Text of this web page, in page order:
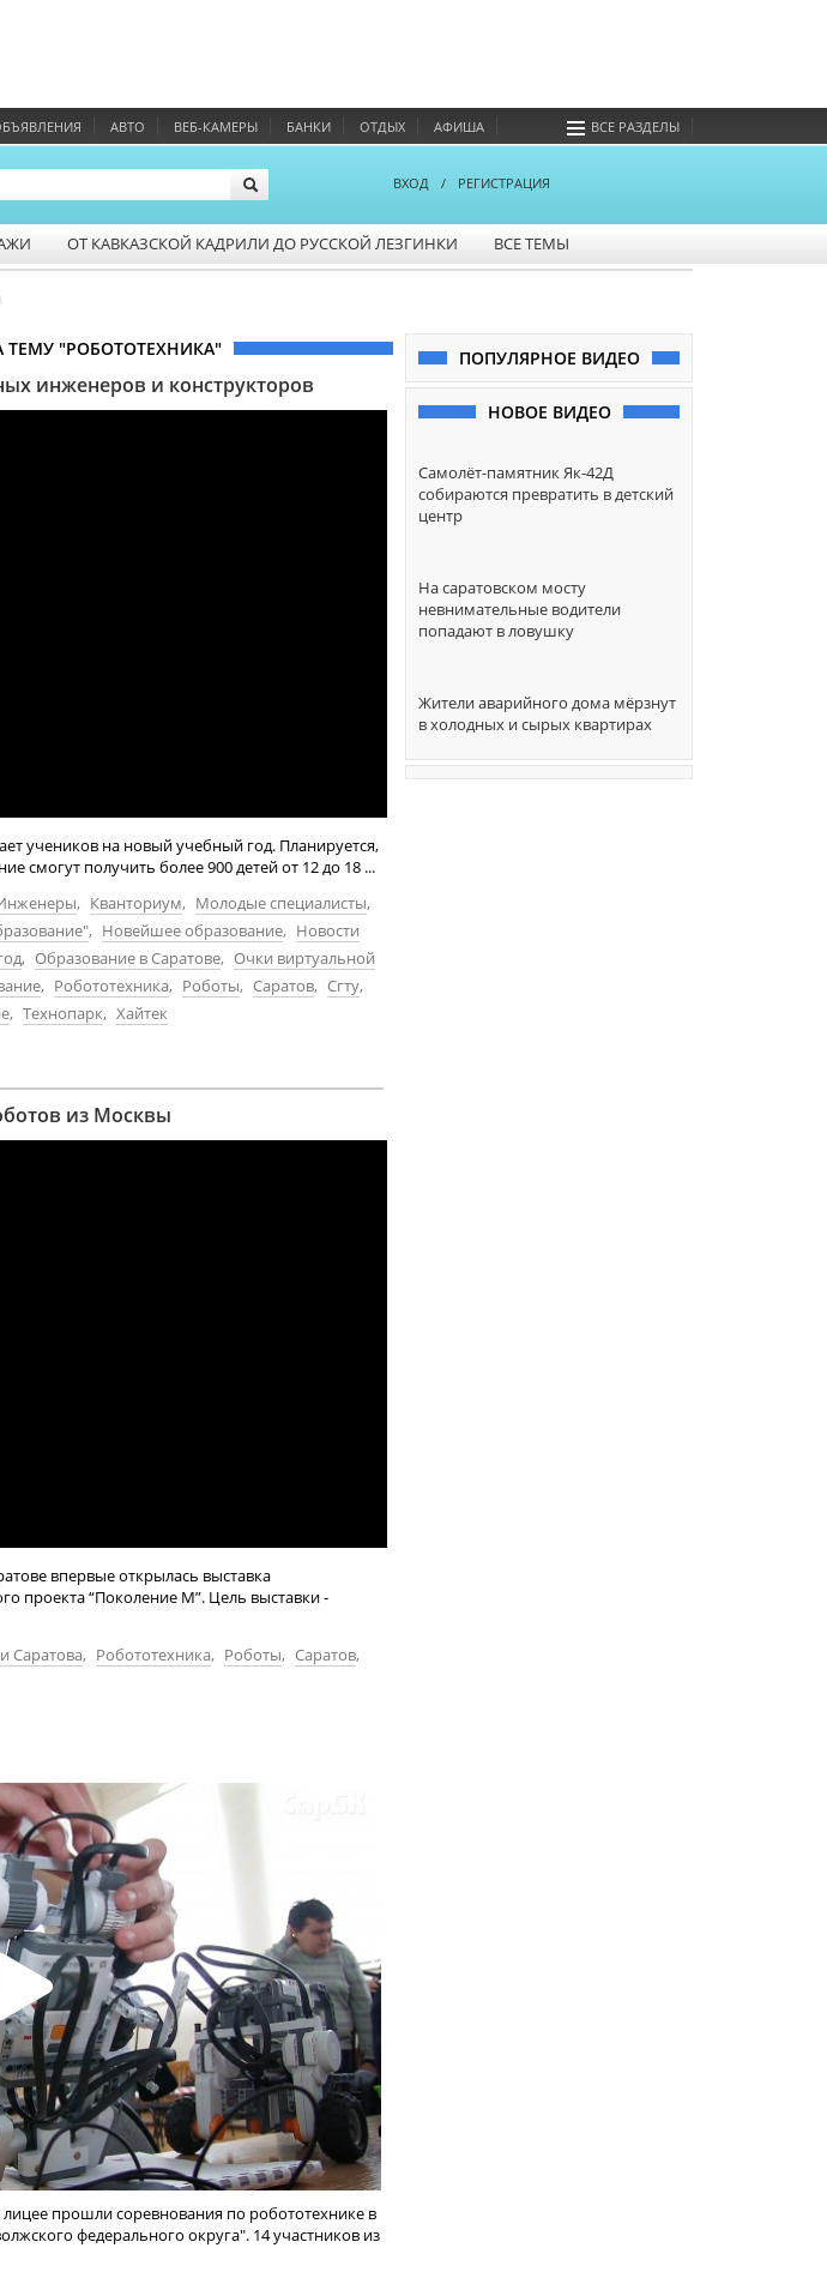
АВТО ВЕБ-КАМЕРЫ БАНКИ ОТДЫХ АФИША ВСЕ РАЗДЕЛЫ
ВХОД / РЕГИСТРАЦИЯ
ОТ КАВКАЗСКОЙ КАДРИЛИ ДО РУССКОЙ ЛЕЗГИНКИ ВСЕ ТЕМЫ
"РОБОТОТЕХНИКА"
инженеров и конструкторов
учеников на новый учебный год. Планируется,
смогут получить более 900 детей от 12 до 18 ...
, Кванториум, Молодые специалисты,
, Новейшее образование, Новости
, Образование в Саратове, Очки виртуальной
, Робототехника, Роботы, Саратов, Сгту,
, Технопарк, Хайтек
из Москвы
впервые открылась выставка
проекта “Поколение М”. Цель выставки -
Саратова, Робототехника, Роботы, Саратов,
прошли соревнования по робототехнике в
федерального округа". 14 участников из
ПОПУЛЯРНОЕ ВИДЕО
НОВОЕ ВИДЕО
Самолёт-памятник Як-42Д
собираются превратить в детский
центр
На саратовском мосту
невнимательные водители
попадают в ловушку
Жители аварийного дома мёрзнут
в холодных и сырых квартирах